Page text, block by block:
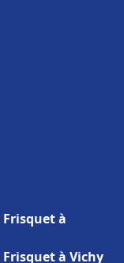
à
à Vichy